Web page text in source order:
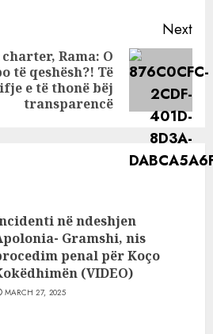
Next
Rama: O
të qeshësh?! Të
e të thonë bëj
transparencë
në ndeshjen
Gramshi, nis
penal për Koço
(VIDEO)
MARCH 27, 2025